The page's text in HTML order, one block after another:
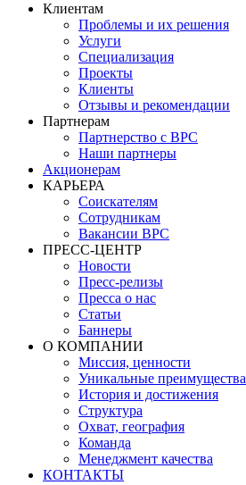
Клиентам
Проблемы и их решения
Услуги
Специализация
Проекты
Клиенты
Отзывы и рекомендации
Партнерам
Партнерство с BPC
Наши партнеры
Акционерам
КАРЬЕРА
Соискателям
Сотрудникам
Вакансии BPC
ПРЕСС-ЦЕНТР
Новости
Пресс-релизы
Пресса о нас
Статьи
Баннеры
О КОМПАНИИ
Миссия, ценности
Уникальные преимущества
История и достижения
Структура
Охват, география
Команда
Менеджмент качества
КОНТАКТЫ